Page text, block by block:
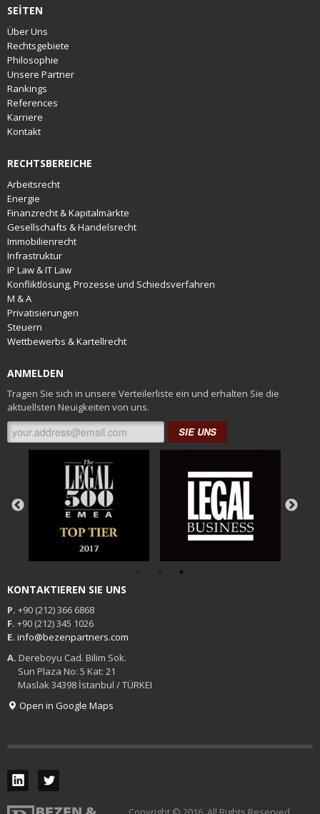
SEİTEN
Über Uns
Rechtsgebiete
Philosophie
Unsere Partner
Rankings
References
Karriere
Kontakt
RECHTSBEREICHE
Arbeitsrecht
Energie
Finanzrecht & Kapitalmärkte
Gesellschafts & Handelsrecht
Immobilienrecht
Infrastruktur
IP Law & IT Law
Konfliktlösung, Prozesse und Schiedsverfahren
M & A
Privatisierungen
Steuern
Wettbewerbs & Kartellrecht
ANMELDEN
Tragen Sie sich in unsere Verteilerliste ein und erhalten Sie die
aktuellsten Neuigkeiten von uns.
SIE UNS
KONTAKTIEREN SIE UNS
P. +90 (212) 366 6868
F. +90 (212) 345 1026
E. info@bezenpartners.com
A. Dereboyu Cad. Bilim Sok.
Sun Plaza No: 5 Kat: 21
Maslak 34398 İstanbul / TÜRKEI
Open in Google Maps